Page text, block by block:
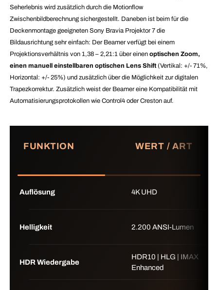
Seherlebnis wird zusätzlich durch die Motionflow
Zwischenbildberechnung sichergestellt. Daneben ist beim für die
Deckenmontage geeigneten Sony Bravia Projektor 7 die
Bildausrichtung sehr einfach: Der Beamer verfügt bei einem
Projektionsverhältnis von 1,38 – 2,21:1 über einen optischen Zoom,
einen manuell einstellbaren optischen Lens Shift(Vertikal: +/- 71%,
Horizontal: +/- 25%) und zusätzlich über die Möglichkeit zur digitalen
Trapezkorrektur. Zusätzlich weist der Beamer eine Kompatibilität mit
Automatisierungsprotokollen wie Control4 oder Creston auf.
FUNKTION WERT / ART
Auflösung 4K UHD
Helligkeit 2.200 ANSI-Lumen
HDR Wiedergabe
HDR10 | HLG | IMAX
Enhanced